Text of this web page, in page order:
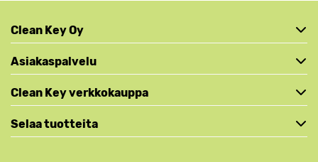
Clean Key Oy
Asiakaspalvelu
Clean Key verkkokauppa
Selaa tuotteita